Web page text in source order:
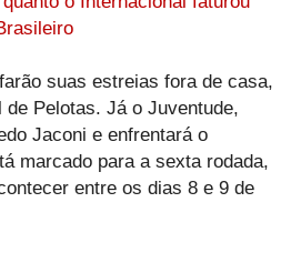
suas estreias fora de casa,
Pelotas. Já o Juventude,
Jaconi e enfrentará o
marcado para a sexta rodada,
entre os dias 8 e 9 de